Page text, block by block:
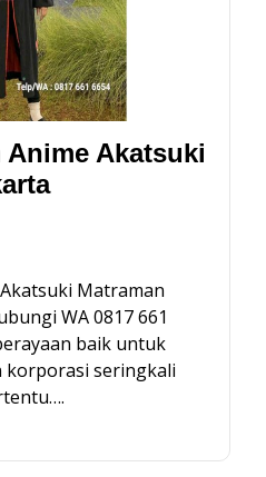
Akatsuki
Matraman
WA 0817 661
baik untuk
seringkali